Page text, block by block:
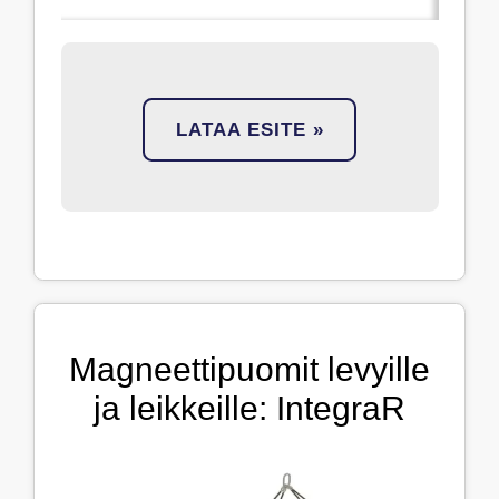
LATAA ESITE »
Magneettipuomit levyille
ja leikkeille: IntegraR